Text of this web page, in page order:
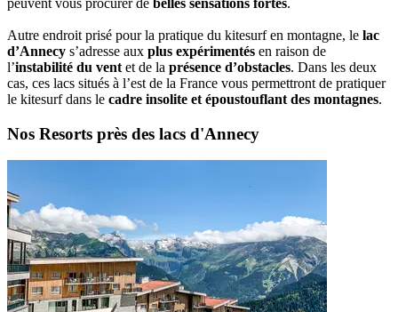
peuvent vous procurer de belles sensations fortes.
Autre endroit prisé pour la pratique du kitesurf en montagne, le lac
d’Annecy s’adresse aux plus expérimentés en raison de
l’instabilité du vent et de la présence d’obstacles. Dans les deux
cas, ces lacs situés à l’est de la France vous permettront de pratiquer
le kitesurf dans le cadre insolite et époustouflant des montagnes.
Nos Resorts près des lacs d'Annecy